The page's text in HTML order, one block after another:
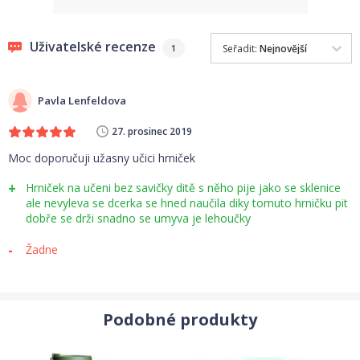
Zaměnitelnost víček - snadný přechod z nevylévacího hrníčku
LOVI Hot & Cold Friends na hrníček 360° .
Stabilní základna - rozšířené dno pokryté protiskluzovým
materiálem.
Sada obsahuje:hrníček 210 mlnevylévací membránu
Uživatelské recenze 1 Seřadit: Nejnovější
Pavla Lenfeldova
27. prosinec 2019
Moc doporučuji užasny učici hrniček
Hrniček na učeni bez savičky ditě s něho pije jako se sklenice
ale nevyleva se dcerka se hned naučila diky tomuto hrničku pit
dobře se drži snadno se umyva je lehoučky
Žadne
Podobné produkty